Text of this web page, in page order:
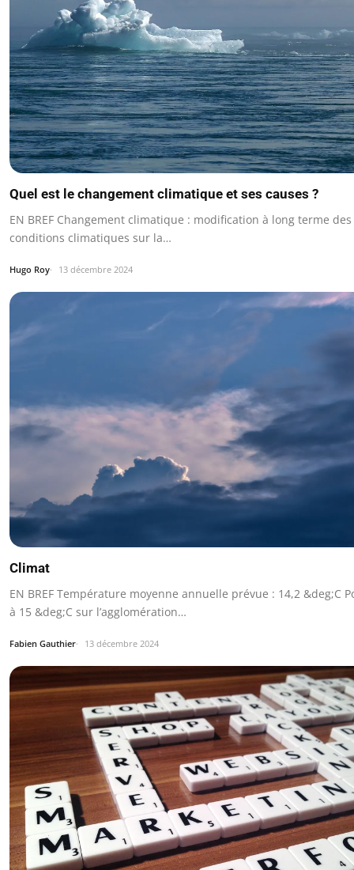
Quel est le changement climatique et ses causes ?
EN BREF Changement climatique : modification à long terme des
conditions climatiques sur la…
Hugo Roy 13 décembre 2024
Climat
EN BREF Température moyenne annuelle prévue : 14,2 &deg;C
à 15 &deg;C sur l’agglomération…
Fabien Gauthier 13 décembre 2024